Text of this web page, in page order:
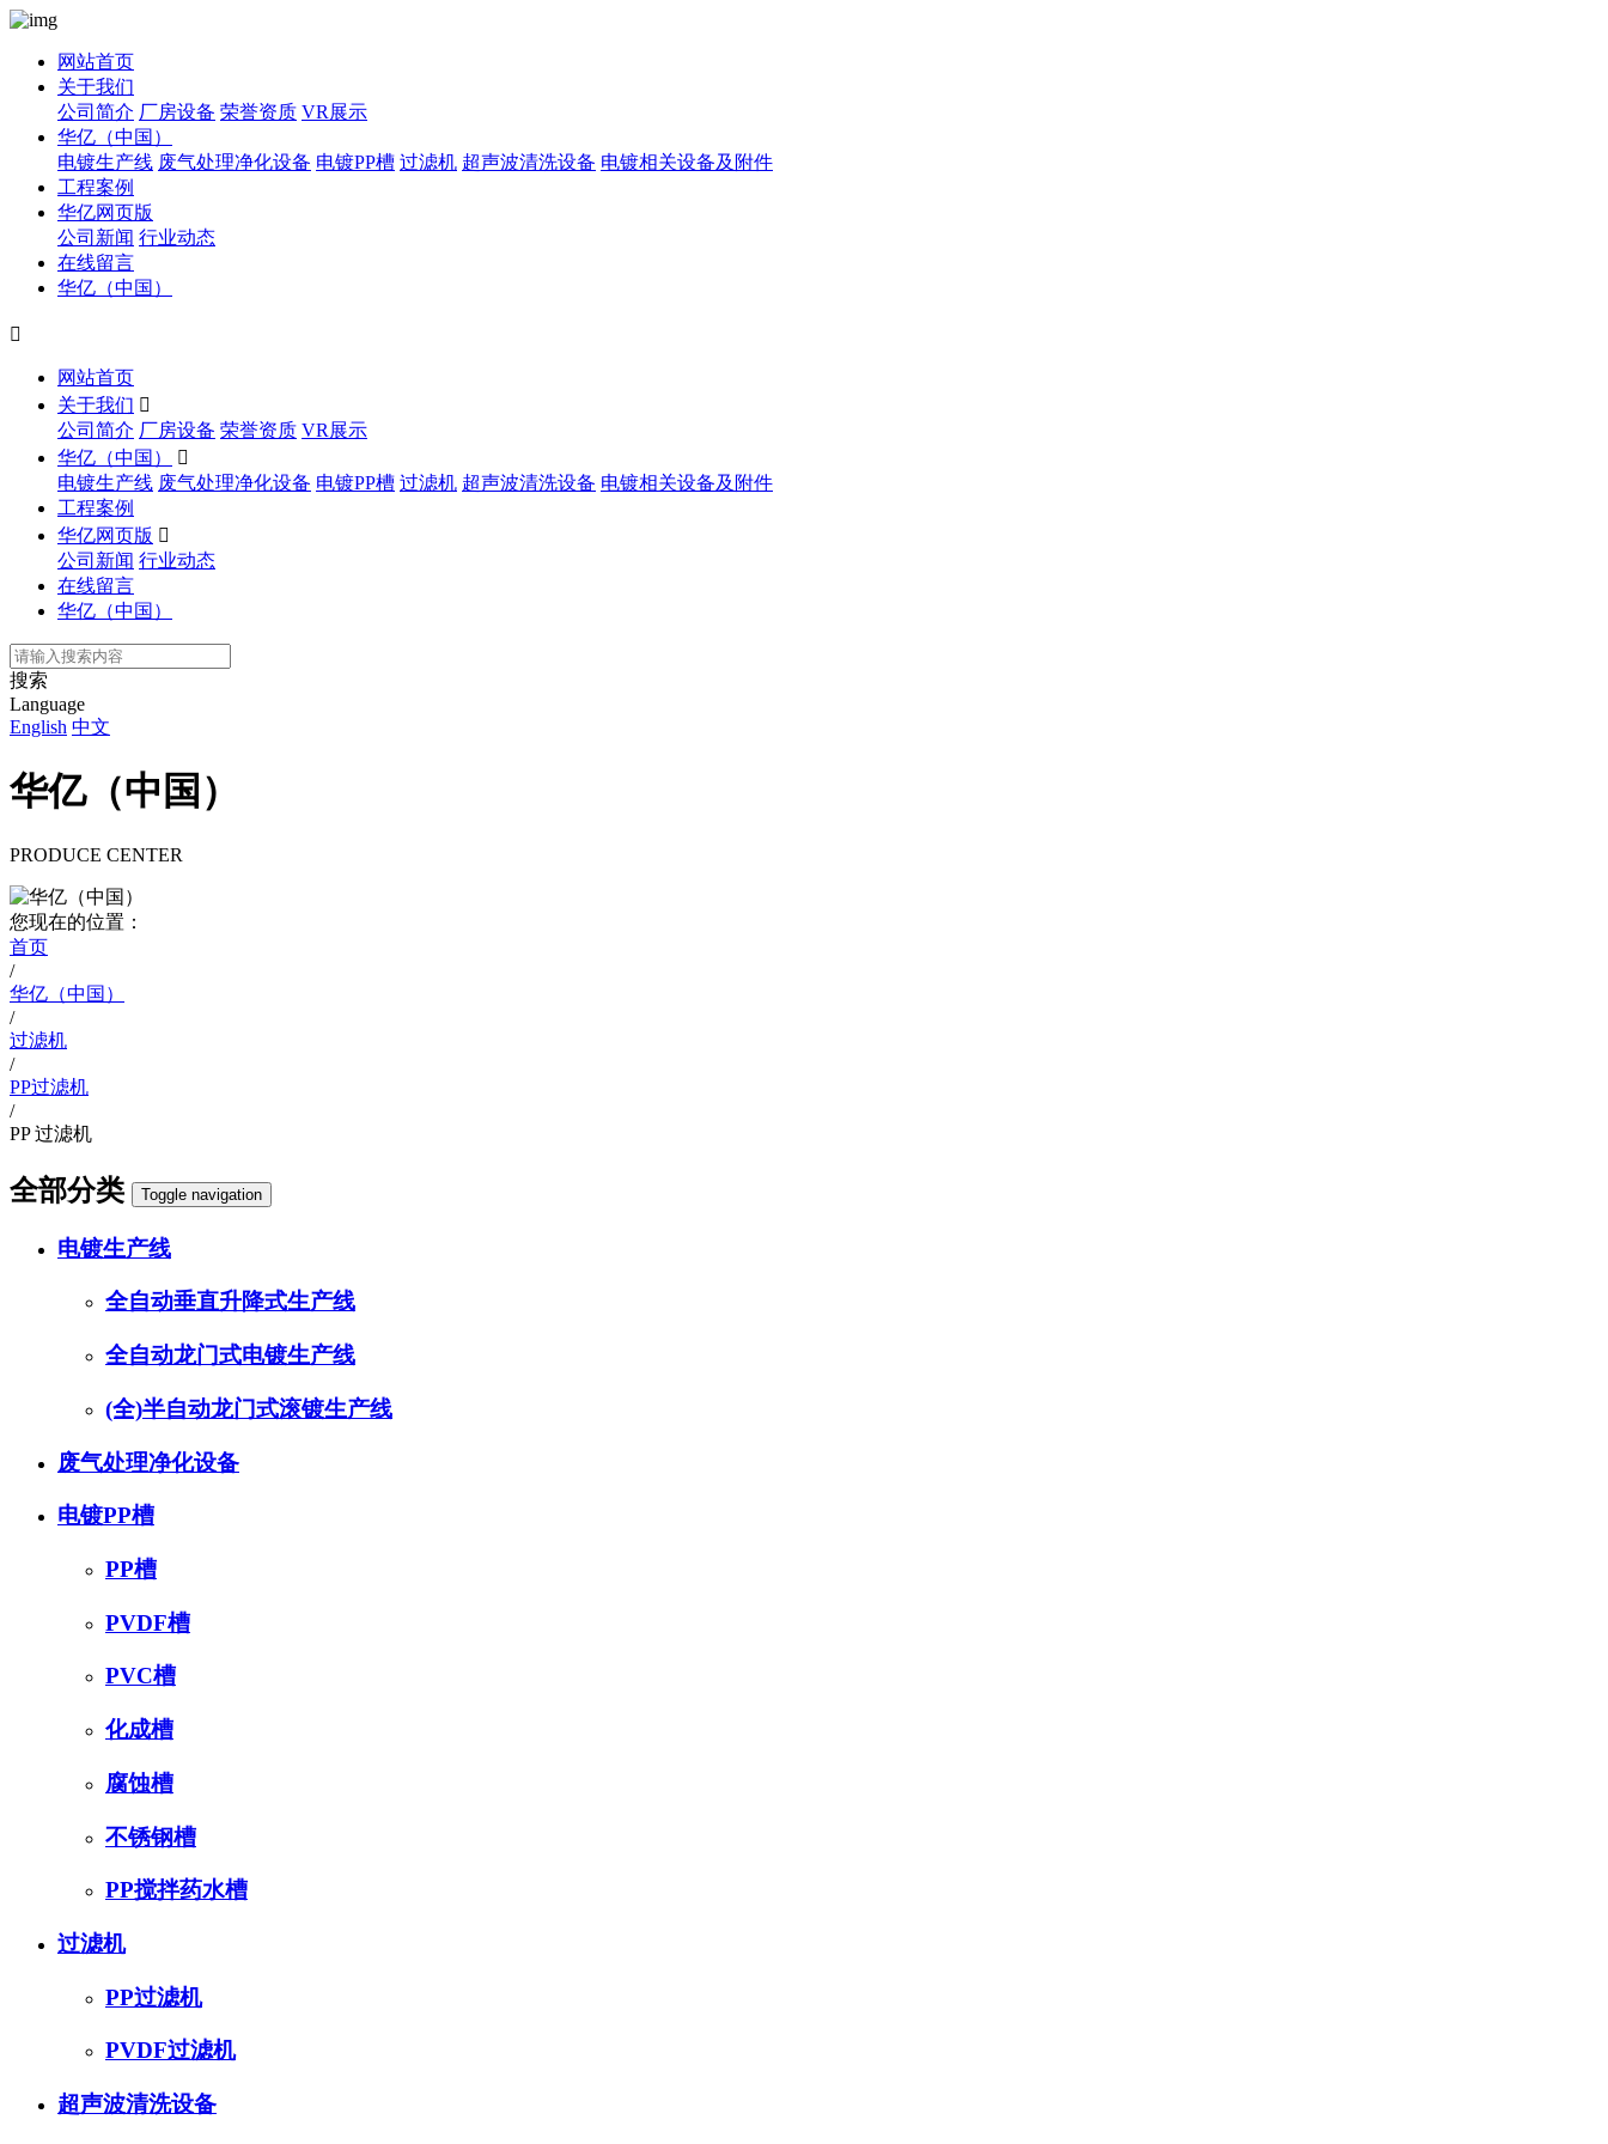
网站首页
关于我们
公司简介 厂房设备 荣誉资质 VR展示
华亿（中国）
电镀生产线 废气处理净化设备 电镀PP槽 过滤机 超声波清洗设备 电镀相关设备及附件
工程案例
华亿网页版
公司新闻 行业动态
在线留言
华亿（中国）

网站首页
关于我们 
公司简介 厂房设备 荣誉资质 VR展示
华亿（中国）

电镀生产线 废气处理净化设备 电镀PP槽 过滤机 超声波清洗设备 电镀相关设备及附件
工程案例
华亿网页版 
公司新闻 行业动态
在线留言
华亿（中国）
搜索
Language
English 中文
华亿（中国）
PRODUCE CENTER
您现在的位置：
首页
/
华亿（中国）
/
过滤机
/
PP过滤机
/
PP 过滤机
全部分类 Toggle navigation
电镀生产线
全自动垂直升降式生产线
全自动龙门式电镀生产线
(全)半自动龙门式滚镀生产线
废气处理净化设备
电镀PP槽
PP槽
PVDF槽
PVC槽
化成槽
腐蚀槽
不锈钢槽
PP搅拌药水槽
过滤机
PP过滤机
PVDF过滤机
超声波清洗设备